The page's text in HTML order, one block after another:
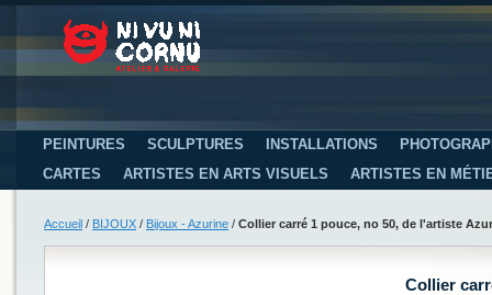
PEINTURES SCULPTURES INSTALLATIONS
CARTES
ARTISTES EN ARTS VISUELS ARTISTES EN
Accueil / BIJOUX / Bijoux - Azurine / Collier carré 1 pouce, no 50, de l'artiste
Collier